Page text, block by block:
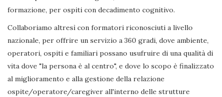
formazione, per ospiti con decadimento cognitivo.
Collaboriamo altresì con formatori riconosciuti a livello
nazionale, per offrire un servizio a 360 gradi, dove ambiente,
operatori, ospiti e familiari possano usufruire di una qualità di
vita dove "la persona è al centro", e dove lo scopo è finalizzato
al miglioramento e alla gestione della relazione
ospite/operatore/caregiver all'interno delle strutture